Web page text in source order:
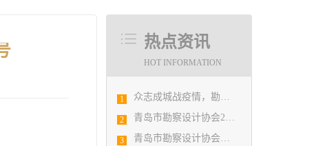
热点资讯
HOT INFORMATION
1 众志成城战疫情，勘察设计行业在行动
2 青岛市勘察设计协会2020年度第一次理事会顺利召开
3 青岛市勘察设计协会陪同市住房和城乡建设局刘波副局长走访调研会员单位